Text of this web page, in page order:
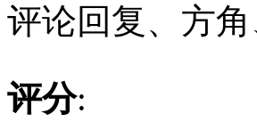
评论回复、方
评分: